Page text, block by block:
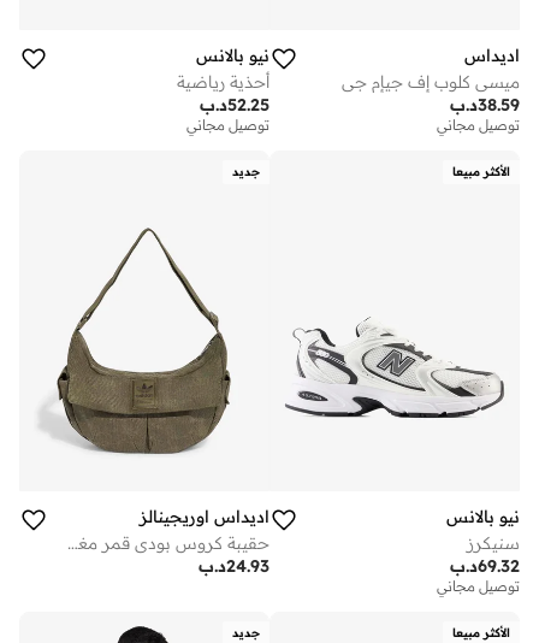
اديداس
ميسي كلوب إف جيإم جي
د.ب38.59
توصيل مجاني
نيو بالانس
أحذية رياضية
د.ب52.25
توصيل مجاني
الأكثر مبيعا
نيو بالانس
سنيكرز
د.ب69.32
توصيل مجاني
جديد
اديداس اوريجينالز
حقيبة كروس بودي قمر مغسول
د.ب24.93
الأكثر مبيعا جديد